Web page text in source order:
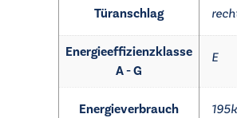
Türanschlag
Energieeffizienzklasse
A - G
E
Energieverbrauch